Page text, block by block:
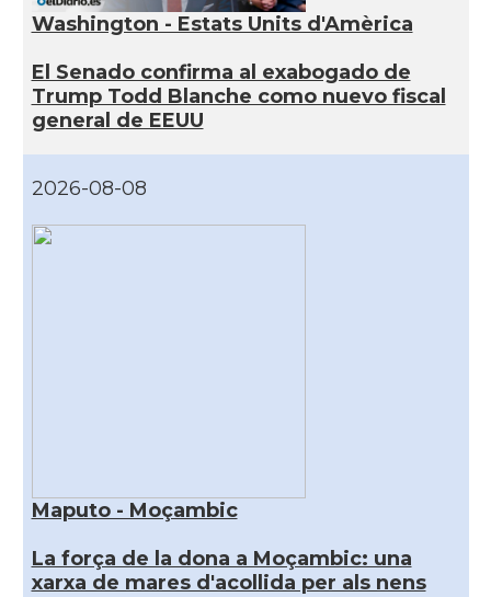
Washington - Estats Units d'Amèrica
El Senado confirma al exabogado de
Trump Todd Blanche como nuevo fiscal
general de EEUU
2026-08-08
Maputo - Moçambic
La força de la dona a Moçambic: una
xarxa de mares d'acollida per als nens